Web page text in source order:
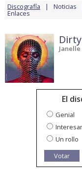
Discografía Noticias
Enlaces
El
Genial
Un rollo
Votar